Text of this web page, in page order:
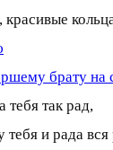
брату на
тебя так рад,
тебя и рада вся